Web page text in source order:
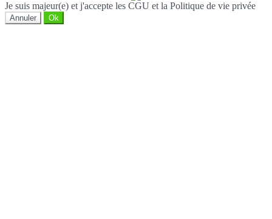
Je suis majeur(e) et j'accepte les CGU et la Politique de vie privée
Annuler Ok